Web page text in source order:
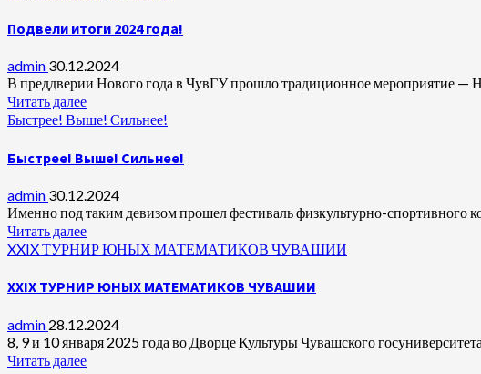
Подвели итоги 2024 года!
admin 30.12.2024
В преддверии Нового года в ЧувГУ прошло традиционное мероприятие —
Читать далее
Быстрее! Выше! Сильнее!
Быстрее! Выше! Сильнее!
admin 30.12.2024
Именно под таким девизом прошел фестиваль физкультурно-
Читать далее
XXIX ТУРНИР ЮНЫХ МАТЕМАТИКОВ ЧУВАШИИ
XXIX ТУРНИР ЮНЫХ МАТЕМАТИКОВ ЧУВАШИИ
admin 28.12.2024
8, 9 и 10 января 2025 года во Дворце Культуры Чувашского
Читать далее